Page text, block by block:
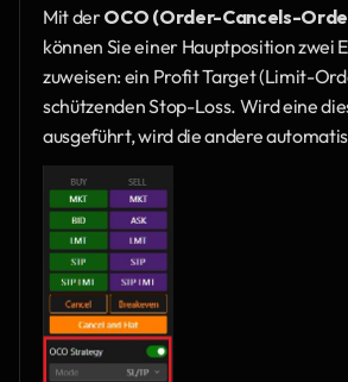
Mit der OCO (Order-Cancels-
können Sie einer Hauptposition zwei
zuweisen: ein Profit Target (Limit-
schützenden Stop-Loss. Wird eine
ausgeführt, wird die andere